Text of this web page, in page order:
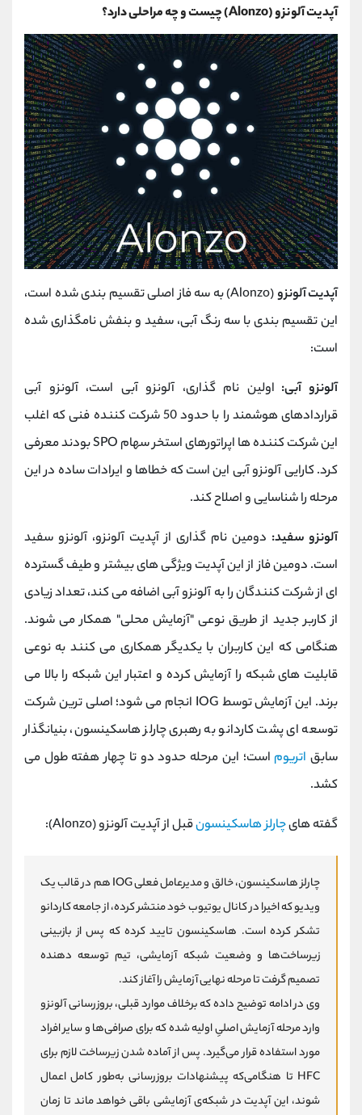
آپدیت آلونزو (Alonzo) چیست و چه مراحلی دارد؟
آپدیت آلونزو
(Alonzo) به سه فاز اصلی تقسیم بندی شده است،
این تقسیم بندی با سه رنگ آبی، سفید و بنفش نامگذاری شده
است:
آلونزو آبی: اولین نام گذاری، آلونزو آبی است، آلونزو آبی
قراردادهای هوشمند را با حدود 50 شرکت کننده فنی که اغلب
این شرکت کننده ها اپراتورهای استخر سهام SPO بودند معرفی
کرد. کارایی آلونزو آبی این است که خطاها و ایرادات ساده در این
مرحله را شناسایی و اصلاح کند.
آلونزو سفید: دومین نام گذاری از آپدیت آلونزو، آلونزو سفید
است. دومین فاز از این آپدیت ویژگی های بیشتر و طیف گسترده
ای از شرکت کنندگان را به آلونزو آبی اضافه می کند، تعداد زیادی
از کاربر جدید از طریق نوعی "آزمایش محلی" همکار می شوند.
هنگامی که این کاربران با یکدیگر همکاری می کنند به نوعی
قابلیت های شبکه را آزمایش کرده و اعتبار این شبکه را بالا می
برند. این آزمایش توسط IOG انجام می شود؛ اصلی ترین شرکت
توسعه ای پشت کاردانو به رهبری چارلز هاسکینسون، بنیانگذار
سابق اتریوم است؛ این مرحله حدود دو تا چهار هفته طول می
کشد.
گفته هایچارلز هاسکینسونقبل از آپدیت آلونزو (Alonzo):
چارلز هاسکینسون، خالق و مدیرعامل فعلی IOG هم در قالب یک
ویدیو که اخیرا در کانال یوتیوب خود منتشر کرده، از جامعه کاردانو
تشکر کرده است. هاسکینسون تایید کرده که پس از بازبینی
زیرساخت‌ها و وضعیت شبکه‌ آزمایشی، تیم توسعه‌ دهنده
تصمیم گرفت تا مرحله‌ نهایی آزمایش را آغاز کند.
وی در ادامه توضیح داده که برخلاف موارد قبلی، بروزرسانی آلونزو
وارد مرحله‌ آزمایش اصلیِ اولیه شده که برای صرافی‌ها و سایر افراد
مورد استفاده قرار می‌گیرد. پس از آماده شدن زیرساخت لازم برای
HFC تا هنگامی‌که پیشنهادات بروزرسانی به‌طور کامل اعمال
شوند، این آپدیت در شبکه‌ی آزمایشی باقی خواهد ماند تا زمان